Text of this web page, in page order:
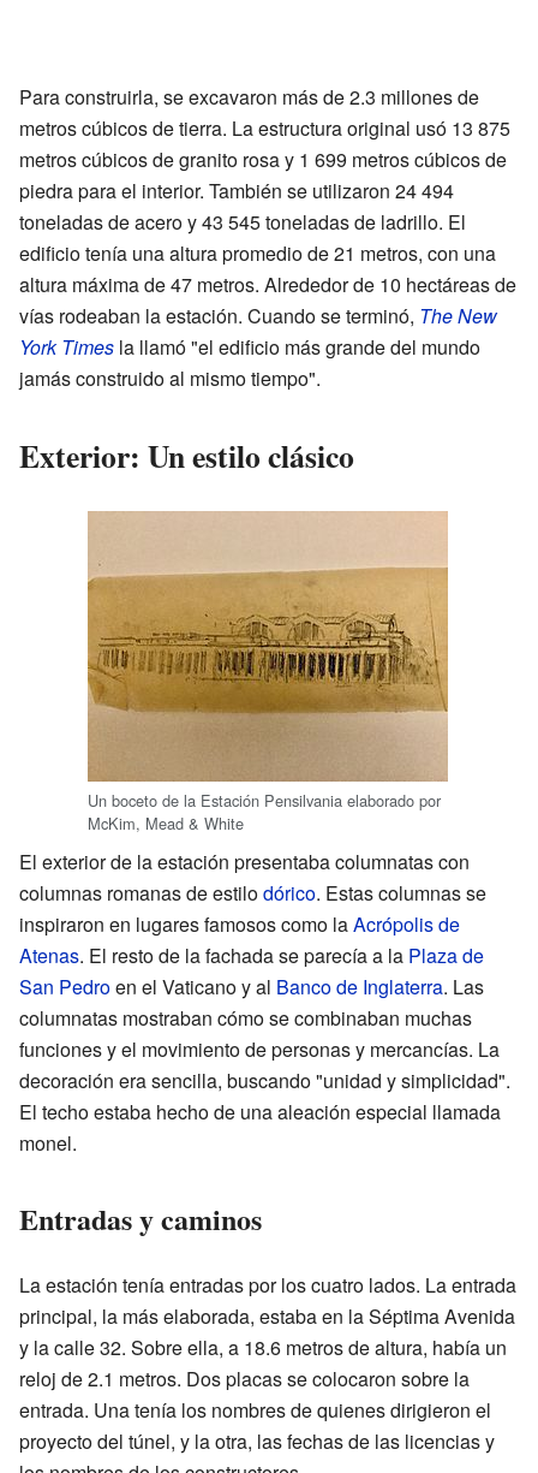
Para construirla, se excavaron más de 2.3 millones de
metros cúbicos de tierra. La estructura original usó 13 875
metros cúbicos de granito rosa y 1 699 metros cúbicos de
piedra para el interior. También se utilizaron 24 494
toneladas de acero y 43 545 toneladas de ladrillo. El
edificio tenía una altura promedio de 21 metros, con una
altura máxima de 47 metros. Alrededor de 10 hectáreas de
vías rodeaban la estación. Cuando se terminó, The New
York Times la llamó "el edificio más grande del mundo
jamás construido al mismo tiempo".
Exterior: Un estilo clásico
Un boceto de la Estación Pensilvania elaborado por
McKim, Mead & White
El exterior de la estación presentaba columnatas con
columnas romanas de estilodórico. Estas columnas se
inspiraron en lugares famosos como laAcrópolis de
Atenas. El resto de la fachada se parecía a la Plaza de
San Pedroen el Vaticano y al Banco de Inglaterra. Las
columnatas mostraban cómo se combinaban muchas
funciones y el movimiento de personas y mercancías. La
decoración era sencilla, buscando "unidad y simplicidad".
El techo estaba hecho de una aleación especial llamada
monel.
Entradas y caminos
La estación tenía entradas por los cuatro lados. La entrada
principal, la más elaborada, estaba en la Séptima Avenida
y la calle 32. Sobre ella, a 18.6 metros de altura, había un
reloj de 2.1 metros. Dos placas se colocaron sobre la
entrada. Una tenía los nombres de quienes dirigieron el
proyecto del túnel, y la otra, las fechas de las licencias y